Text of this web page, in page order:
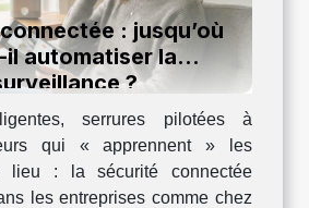
: jusqu’où
automatiser la
?
serrures pilotées à
qui « apprennent » les
lieu : la sécurité connectée
les entreprises comme chez